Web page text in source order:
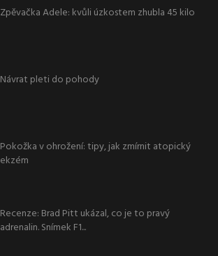
Zpěvačka Adele: kvůli úzkostem zhubla 45 kilo
Návrat pleti do pohody
Pokožka v ohrožení: tipy, jak zmírnit atopický
ekzém
Recenze: Brad Pitt ukázal, co je to pravý
adrenalin. Snímek F1...